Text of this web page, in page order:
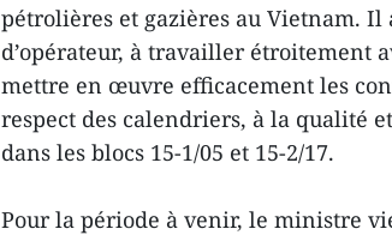
pétrolières et gazières au Vietnam.
d’opérateur, à travailler étroitement
mettre en œuvre efficacement les
respect des calendriers, à la qualité
dans les blocs 15-1/05 et 15-2/17.
Pour la période à venir, le ministre